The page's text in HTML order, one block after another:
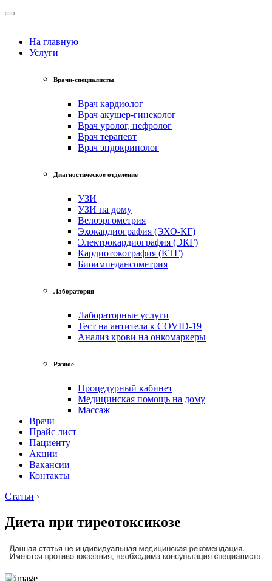
На главную
Услуги
Врачи-специалисты
Врач кардиолог
Врач акушер-гинеколог
Врач уролог, нефролог
Врач терапевт
Врач эндокринолог
Диагностическое отделение
УЗИ
УЗИ на дому
Велоэргометрия
Эхокардиография (ЭХО-КГ)
Электрокардиография (ЭКГ)
Кардиотокография (КТГ)
Биоимпедансометрия
Лаборатория
Лабораторные услуги
Тест на антитела к COVID-19
Анализ крови на онкомаркеры
Разное
Процедурный кабинет
Медицинская помощь на дому
Массаж
Врачи
Прайс лист
Пациенту
Акции
Вакансии
Контакты
Статьи ›
Диета при тиреотоксикозе